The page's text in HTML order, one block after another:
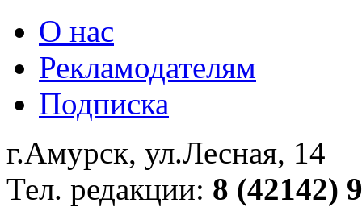
О нас
Рекламодателям
Подписка
г.Амурск, ул.Лесная, 14
Тел. редакции: 8 (42142)